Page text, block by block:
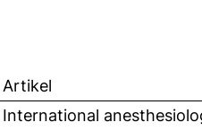
Artikel
International